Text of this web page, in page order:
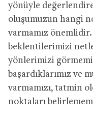
yönüyle
oluşumuzun hangi
varmamız
beklentilerimizi
yönlerimizi
başardıklarımız ve
varmamızı, tatmin
noktaları